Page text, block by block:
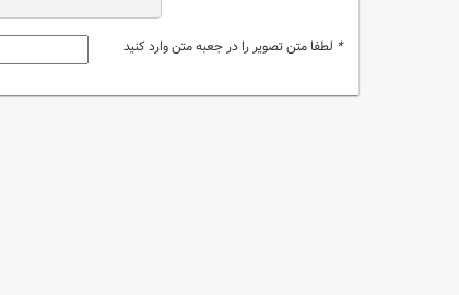
* لطفا متن تصویر را در جعبه متن وارد کنید